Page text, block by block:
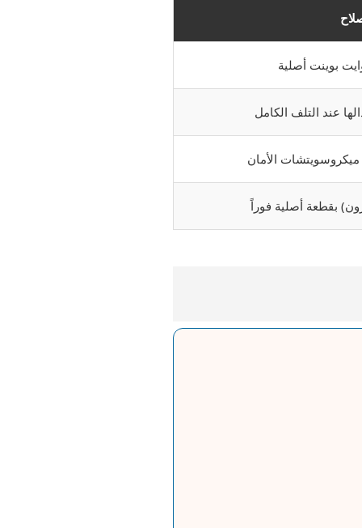
بوينت أصلية
عند التلف الكامل
الأمان
بقطعة أصلية فوراً